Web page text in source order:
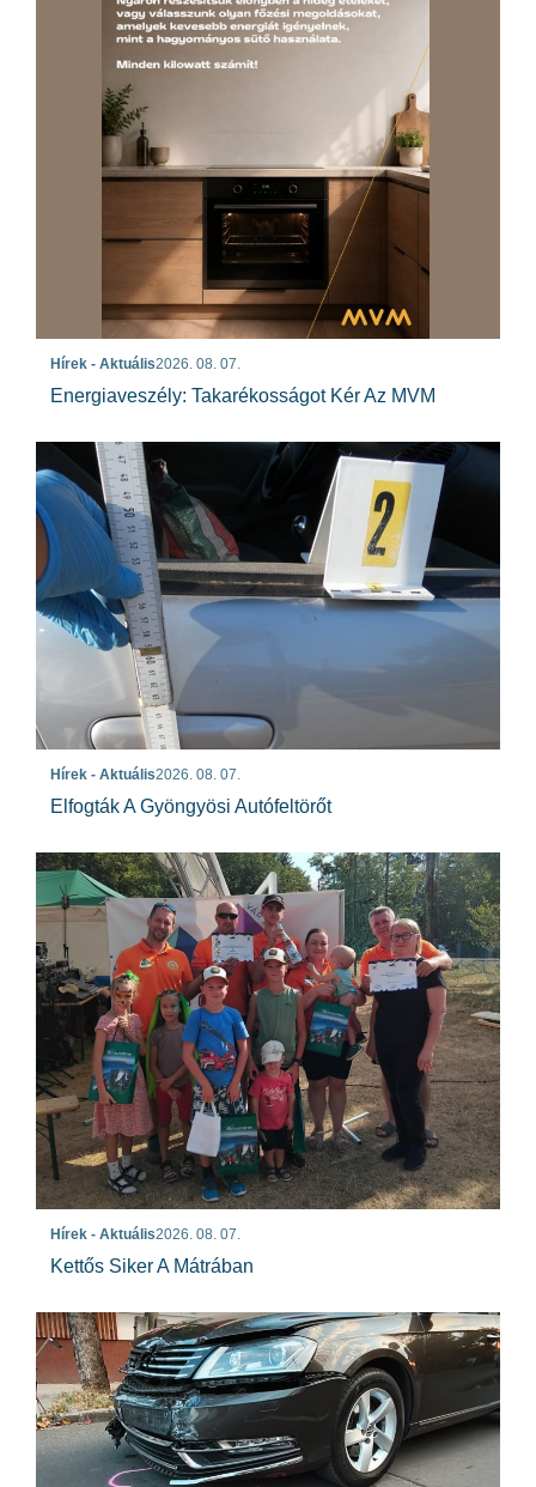
Hírek - Aktuális2026. 08. 07.
Energiaveszély: Takarékosságot Kér Az MVM
Hírek - Aktuális2026. 08. 07.
Elfogták A Gyöngyösi Autófeltörőt
Hírek - Aktuális2026. 08. 07.
Kettős Siker A Mátrában